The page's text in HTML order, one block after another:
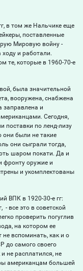
в том же Нальчике еще
поставленные
Мировую войну -
и работали.
те, которые в 1960-70-е
была значительной
вооружена, снабжена
заправлена и
Сегодня,
поставки по ленд-лизу
они были не такие
они сыграли тогда,
шаром покати. Да и
фронту оружие и
и укомплектованы
ВПК в 1920-30-е гг:
- все это в советской
проверить погуглив
на котором ее
вспоминать, как и о
до самого своего
не расплатился, не
американцам большей